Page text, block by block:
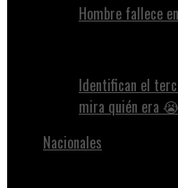
Hombre fallece
Identifican el
mira quién era 😭
Nacionales